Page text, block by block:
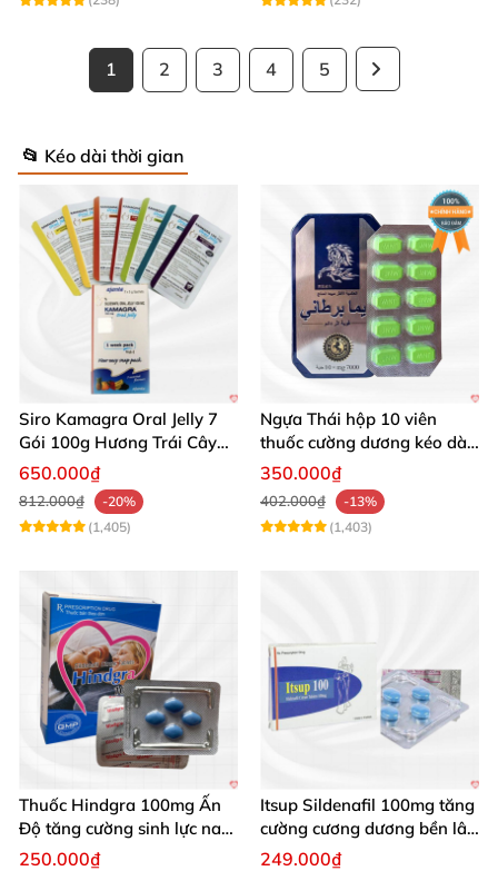
1 2 3 4 5
📂 Kéo dài thời gian
Siro Kamagra Oral Jelly 7
Gói 100g Hương Trái Cây
Tăng Cường Sinh Lý Nam
650.000₫
812.000₫
-20%
(1,405)
Ngựa Thái hộp 10 viên
thuốc cường dương kéo dài
cực mạnh
350.000₫
402.000₫
-13%
(1,403)
Thuốc Hindgra 100mg Ấn
Độ tăng cường sinh lực nam
chống xuất tinh sớm
250.000₫
Itsup Sildenafil 100mg tăng
cường cương dương bền lâu
nam
249.000₫